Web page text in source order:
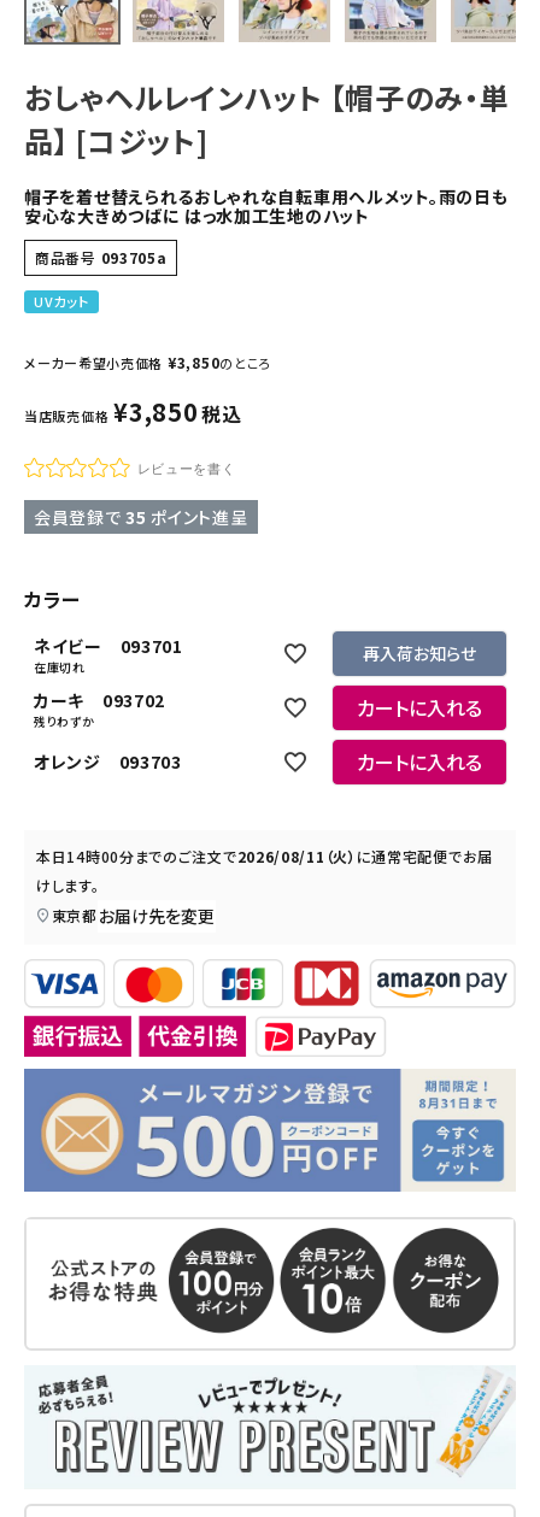
おしゃヘルレインハット 【帽子のみ・単
品】 [コジット]
帽子を着せ替えられるおしゃれな自転車用ヘルメット。雨の日も
安心な大きめつばに はっ水加工生地のハット
商品番号 093705a
UVカット
メーカー希望小売価格 ¥3,850のところ
当店販売価格 ¥3,850税込
レビューを書く
会員登録で 35 ポイント進呈
カラー
ネイビー 093701
在庫切れ
再入荷お知らせ
カーキ 093702
残りわずか カートに入れる
オレンジ 093703 カートに入れる
本日14時00分までのご注文で2026/08/11（火） に通常宅配便でお届
けします。
東京都 お届け先を変更